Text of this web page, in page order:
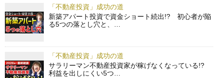
「不動産投資」成功の道
新築アパート投資で資金ショート続出!? 初心者が陥
る5つの落とし穴と、…
「不動産投資」成功の道
サラリーマン不動産投資家が稼げなくなっている!?
利益を出しにくい5つ…